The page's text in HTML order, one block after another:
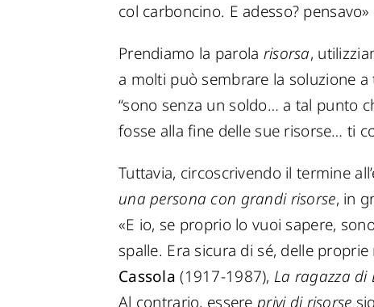
col carboncino. E adesso? pensavo»
Prendiamo la parola risorsa,
a molti può sembrare la soluzione
“sono senza un soldo… a tal punto
fosse alla fine delle sue risorse… ti
Tuttavia, circoscrivendo il termine
una persona con grandi risorse, in
«E io, se proprio lo vuoi sapere,
spalle. Era sicura di sé, delle
Cassola(1917-1987), La ragazza di
Al contrario, essere privi di risorse